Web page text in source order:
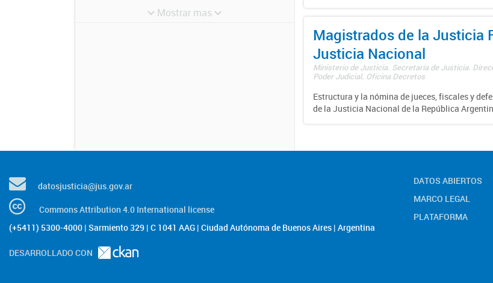
Mostrar mas
Magistrados de la Justicia
Justicia Nacional
Ministerio de Justicia. Secretaría de Justicia.
Poder Judicial. Oficina Decretos
Estructura y la nómina de jueces, fiscales y
de la Justicia Nacional de la República
datosjusticia@jus.gov.ar
Commons Attribution 4.0 International license
(+5411) 5300-4000 | Sarmiento 329 | C 1041 AAG | Ciudad Autónoma de Buenos Aires | Argentina
DESARROLLADO CON
DATOS ABIERTOS
MARCO LEGAL
PLATAFORMA